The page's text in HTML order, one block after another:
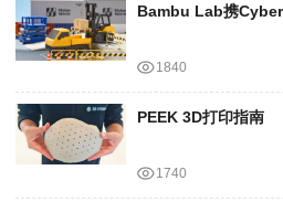
Bambu Lab携
1840
PEEK 3D打印指南
1740